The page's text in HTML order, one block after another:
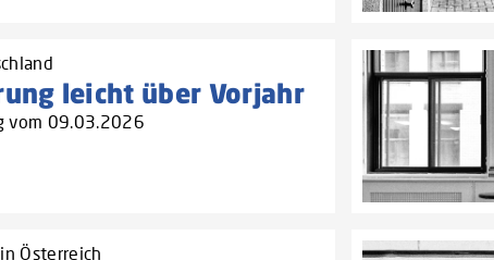
leicht über Vorjahr
vom 09.03.2026
Österreich